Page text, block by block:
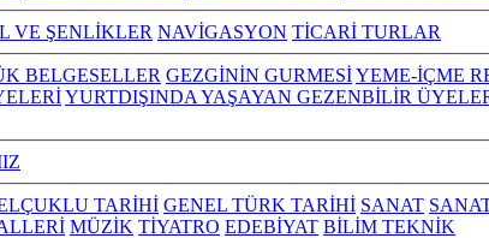
VE ŞENLİKLER NAVİGASYON TİCARİ TURLAR
BELGESELLER GEZGİNİN GURMESİYEME-İÇME
YURTDIŞINDA YAŞAYAN GEZENBİLİR
TARİHİ GENEL TÜRK TARİHİ SANAT
MÜZİK TİYATRO EDEBİYAT BİLİM TEKNİK